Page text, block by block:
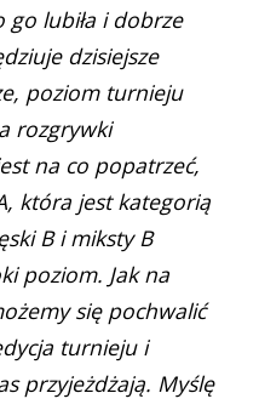
lubiła i dobrze
dzisiejsze
poziom turnieju
rozgrywki
na co popatrzeć,
która jest kategorią
B i miksty B
poziom. Jak na
się pochwalić
turnieju i
przyjeżdżają. Myślę